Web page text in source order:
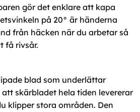
gör det enklare att kapa
på 20° är händerna
från häcken när du arbetar så
få rivsår.
blad som underlättar
skärbladet hela tiden levererar
klipper stora områden. Den